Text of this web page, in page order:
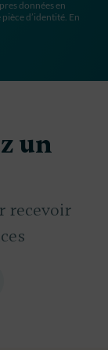
données en
d’identité. En
un
recevoir